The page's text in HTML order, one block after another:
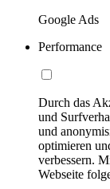
Google Ads
Performance
Durch das
und
und
optimieren
verbessern.
Webseite